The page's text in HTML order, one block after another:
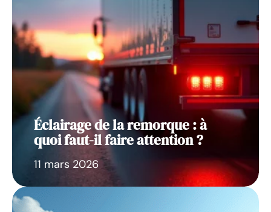
Éclairage de la remorque : à
quoi faut-il faire attention ?
11 mars 2026